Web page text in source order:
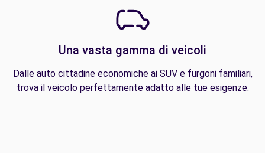
Una vasta gamma di veicoli
Dalle auto cittadine economiche ai SUV e furgoni familiari,
trova il veicolo perfettamente adatto alle tue esigenze.